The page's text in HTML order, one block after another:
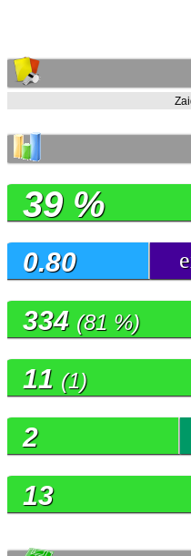
39 %
0.80
334 (81 %)
11 (1)
2
13